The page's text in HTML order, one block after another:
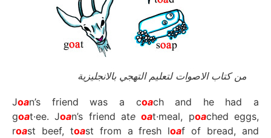
من كتاب الاصوات لتعليم التهجي بالانجليزية
Joan’s friend was a coach and he had a
goat·ee. Joan’s friend ate oat·meal, poached eggs,
roast beef, toast from a fresh loaf of bread, and